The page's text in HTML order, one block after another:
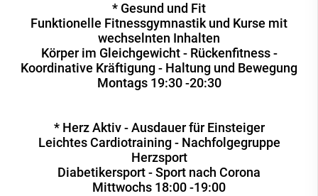
* Gesund und Fit
Funktionelle Fitnessgymnastik und Kurse mit
wechselnten Inhalten
Körper im Gleichgewicht - Rückenfitness -
Koordinative Kräftigung - Haltung und Bewegung
Montags 19:30 -20:30
* Herz Aktiv - Ausdauer für Einsteiger
Leichtes Cardiotraining - Nachfolgegruppe
Herzsport
Diabetikersport - Sport nach Corona
Mittwochs 18:00 -19:00